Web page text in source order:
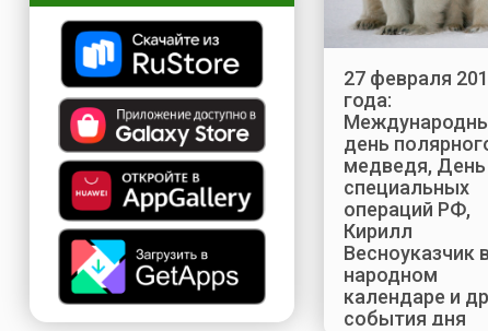
27 февраля
года:
день
медведя,
специальных
операций РФ,
Кирилл
Весноуказчик в
народном
календаре и
события дня